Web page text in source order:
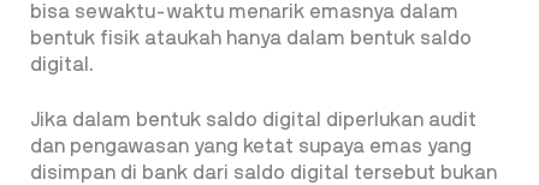
bisa sewaktu-waktu menarik emasnya dalam
bentuk fisik ataukah hanya dalam bentuk saldo
digital.
Jika dalam bentuk saldo digital diperlukan audit
dan pengawasan yang ketat supaya emas yang
disimpan di bank dari saldo digital tersebut bukan